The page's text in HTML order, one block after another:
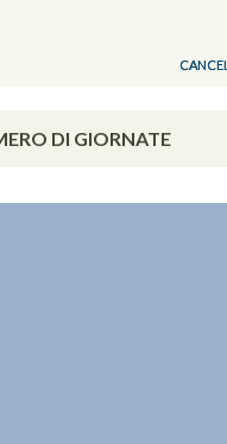
DI GIORNATE